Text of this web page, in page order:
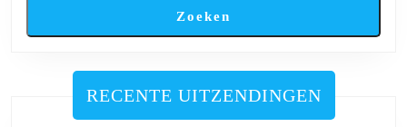
Zoeken
RECENTE UITZENDINGEN